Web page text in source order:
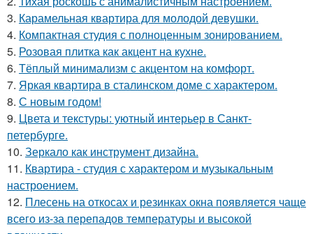
3. Карамельная квартира для молодой девушки.
4. Компактная студия с полноценным зонированием.
5. Розовая плитка как акцент на кухне.
6. Тёплый минимализм с акцентом на комфорт.
7. Яркая квартира в сталинском доме с характером.
8. С новым годом!
9. Цвета и текстуры: уютный интерьер в Санкт-
петербурге.
10. Зеркало как инструмент дизайна.
11. Квартира - студия с характером и музыкальным
настроением.
12. Плесень на откосах и резинках окна появляется чаще
всего из-за перепадов температуры и высокой